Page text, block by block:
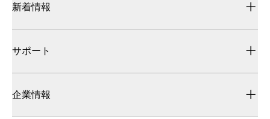
新着情報
サポート
企業情報